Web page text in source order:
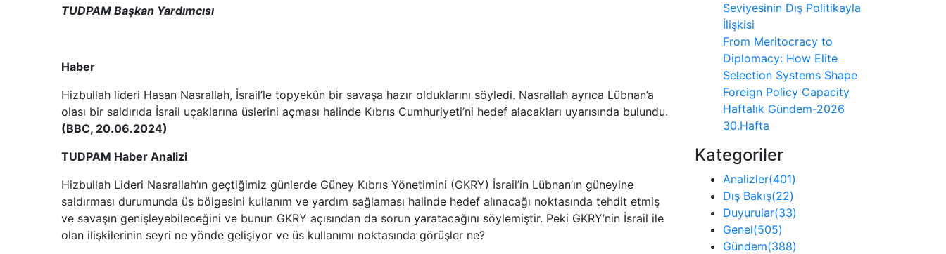
TUDPAM Başkan Yardımcısı
Haber
Hizbullah lideri Hasan Nasrallah, İsrail’le topyekûn bir savaşa hazır olduklarını söyledi. Nasrallah ayrıca Lübnan’a
olası bir saldırıda İsrail uçaklarına üslerini açması halinde Kıbrıs Cumhuriyeti’ni hedef alacakları uyarısında bulundu.
(BBC, 20.06.2024)
TUDPAM Haber Analizi
Hizbullah Lideri Nasrallah’ın geçtiğimiz günlerde Güney Kıbrıs Yönetimini (GKRY) İsrail’in Lübnan’ın güneyine
saldırması durumunda üs bölgesini kullanım ve yardım sağlaması halinde hedef alınacağı noktasında tehdit etmiş
ve savaşın genişleyebileceğini ve bunun GKRY açısından da sorun yaratacağını söylemiştir. Peki GKRY’nin İsrail ile
olan ilişkilerinin seyri ne yönde gelişiyor ve üs kullanımı noktasında görüşler ne?
Seviyesinin Dış Politikayla
İlişkisi
From Meritocracy to
Diplomacy: How Elite
Selection Systems Shape
Foreign Policy Capacity
Haftalık Gündem-2026
30.Hafta
Kategoriler
Analizler(401)
Dış Bakış(22)
Duyurular(33)
Genel(505)
Gündem(388)